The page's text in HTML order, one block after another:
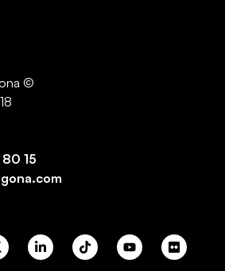
©
15